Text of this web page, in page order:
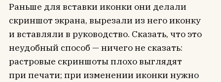
Раньше для вставки иконки они делали
скриншот экрана, вырезали из него иконку
и вставляли в руководство. Сказать, что это
неудобный способ — ничего не сказать:
растровые скриншоты плохо выглядят
при печати; при изменении иконки нужно